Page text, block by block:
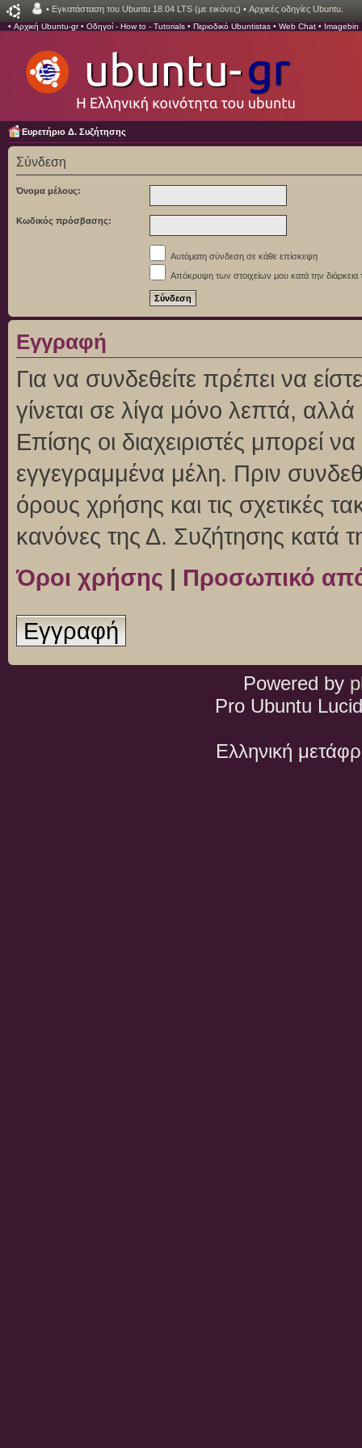
• Εγκατάσταση του Ubuntu 18.04 LTS (με εικόνες) • Αρχικές οδηγίες Ubuntu.
• Αρχική Ubuntu-gr• Οδηγοί - How to - Tutorials • Περιοδικό Ubuntistas • Web Chat • Imagebin
Ευρετήριο Δ. Συζήτησης
Σύνδεση
Όνομα μέλους:
Κωδικός πρόσβασης:
Αυτόματη σύνδεση σε κάθε επίσκεψη
Απόκρυψη των στοιχείων μου κατά την διάρκεια
Εγγραφή
Για να συνδεθείτε πρέπει να
γίνεται σε λίγα μόνο λεπτά,
Επίσης οι διαχειριστές μπορεί
εγγεγραμμένα μέλη. Πριν
όρους χρήσης και τις σχετικές
κανόνες της Δ. Συζήτησης κατά
Όροι χρήσης | Προσωπικό
Εγγραφή
Powered by
Pro Ubuntu
Ελληνική